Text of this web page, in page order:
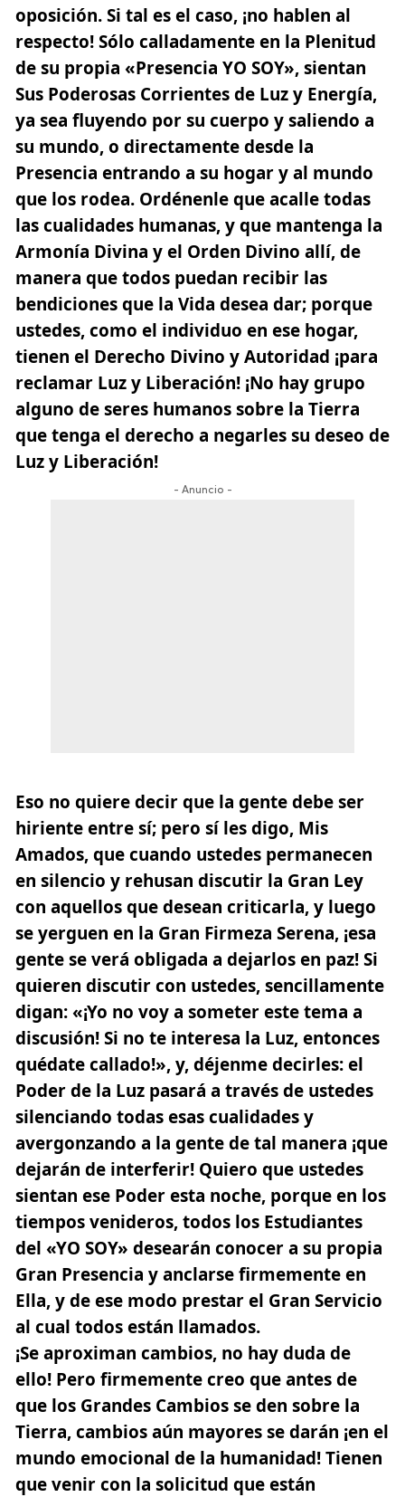
oposición. Si tal es el caso, ¡no hablen al
respecto! Sólo calladamente en la Plenitud
de su propia «Presencia YO SOY», sientan
Sus Poderosas Corrientes de Luz y Energía,
ya sea fluyendo por su cuerpo y saliendo a
su mundo, o directamente desde la
Presencia entrando a su hogar y al mundo
que los rodea. Ordénenle que acalle todas
las cualidades humanas, y que mantenga la
Armonía Divina y el Orden Divino allí, de
manera que todos puedan recibir las
bendiciones que la Vida desea dar; porque
ustedes, como el individuo en ese hogar,
tienen el Derecho Divino y Autoridad ¡para
reclamar Luz y Liberación! ¡No hay grupo
alguno de seres humanos sobre la Tierra
que tenga el derecho a negarles su deseo de
Luz y Liberación!
- Anuncio -
Eso no quiere decir que la gente debe ser
hiriente entre sí; pero sí les digo, Mis
Amados, que cuando ustedes permanecen
en silencio y rehusan discutir la Gran Ley
con aquellos que desean criticarla, y luego
se yerguen en la Gran Firmeza Serena, ¡esa
gente se verá obligada a dejarlos en paz! Si
quieren discutir con ustedes, sencillamente
digan: «¡Yo no voy a someter este tema a
discusión! Si no te interesa la Luz, entonces
quédate callado!», y, déjenme decirles: el
Poder de la Luz pasará a través de ustedes
silenciando todas esas cualidades y
avergonzando a la gente de tal manera ¡que
dejarán de interferir! Quiero que ustedes
sientan ese Poder esta noche, porque en los
tiempos venideros, todos los Estudiantes
del «YO SOY» desearán conocer a su propia
Gran Presencia y anclarse firmemente en
Ella, y de ese modo prestar el Gran Servicio
al cual todos están llamados.
¡Se aproximan cambios, no hay duda de
ello! Pero firmemente creo que antes de
que los Grandes Cambios se den sobre la
Tierra, cambios aún mayores se darán ¡en el
mundo emocional de la humanidad! Tienen
que venir con la solicitud que están